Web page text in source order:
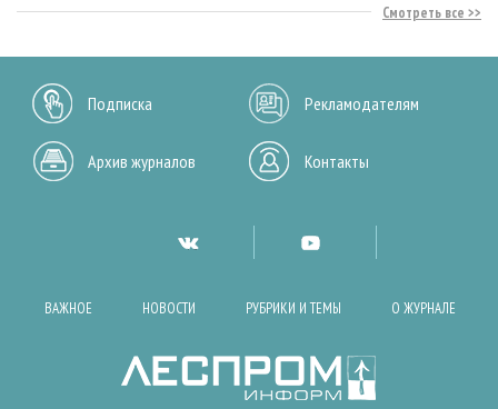
Смотреть все
Подписка Рекламодателям
Архив журналов Контакты
ВАЖНОЕ НОВОСТИ РУБРИКИ И ТЕМЫ О ЖУРНАЛЕ